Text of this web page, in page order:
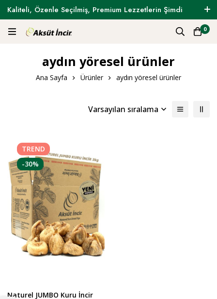
Kaliteli, Özenle Seçilmiş, Premium Lezzetlerin Şimdi
Tam Zamanı !
0
aydın yöresel ürünler
Ana Sayfa Ürünler aydın yöresel ürünler
Varsayılan sıralama
TREND
-30%
Naturel JUMBO Kuru İncir